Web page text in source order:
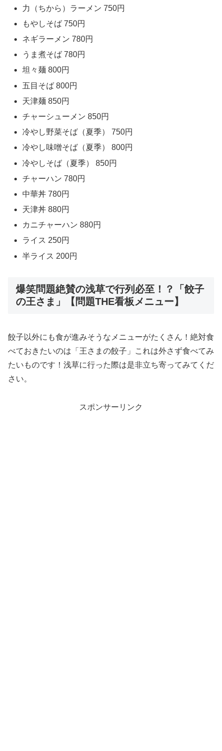
力（ちから）ラーメン 750円
もやしそば 750円
ネギラーメン 780円
うま煮そば 780円
坦々麺 800円
五目そば 800円
天津麺 850円
チャーシューメン 850円
冷やし野菜そば（夏季） 750円
冷やし味噌そば（夏季） 800円
冷やしそば（夏季） 850円
チャーハン 780円
中華丼 780円
天津丼 880円
カニチャーハン 880円
ライス 250円
半ライス 200円
爆笑問題絶賛の浅草で行列必至！？「餃子
の王さま」【問題THE看板メニュー】
餃子以外にも食が進みそうなメニューがたくさん！絶対食
べておきたいのは「王さまの餃子」これは外さず食べてみ
たいものです！浅草に行った際は是非立ち寄ってみてくだ
さい。
スポンサーリンク